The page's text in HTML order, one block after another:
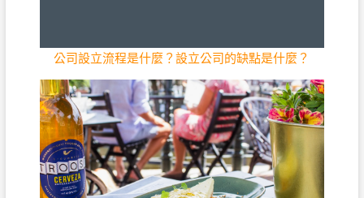
公司設立流程是什麼？設立公司的缺點是什麼？